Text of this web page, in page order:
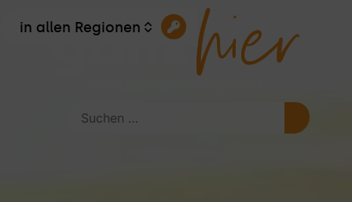
in allen Regionen